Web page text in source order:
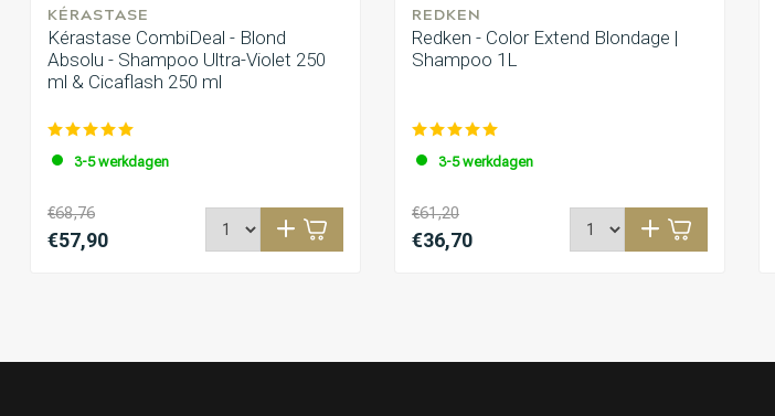
KÉRASTASE
Kérastase CombiDeal - Blond
Absolu - Shampoo Ultra-Violet 250
ml & Cicaflash 250 ml
3-5 werkdagen
€68,76
€57,90
REDKEN
Redken - Color Extend Blondage |
Shampoo 1L
3-5 werkdagen
€61,20
€36,70